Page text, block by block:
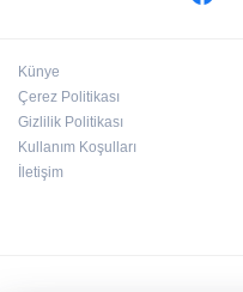
Künye
Çerez Politikası
Gizlilik Politikası
Kullanım Koşulları
İletişim